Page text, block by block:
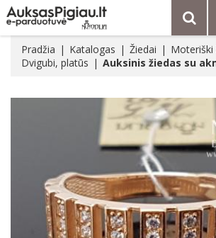
Pradžia Katalogas Žiedai
Moteriški
Dvigubi, platūs
Auksinis žiedas su